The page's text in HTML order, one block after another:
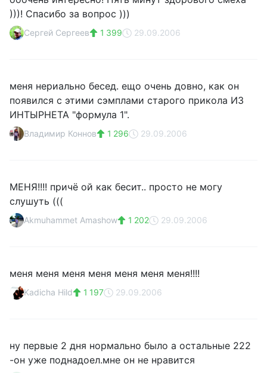
)))! Спасибо за вопрос )))
Сергей Сергеев 1 399 29.09.2006
меня нериально бесед. ещо очень довно, как он
появился с этими сэмплами старого прикола ИЗ
ИНТЫРНЕТА "формула 1".
Владимир Коннов 1 296 29.09.2006
МЕНЯ!!!! причё ой как бесит.. просто не могу
слушуть (((
Akmuhammet Amashow 1 202 29.09.2006
меня меня меня меня меня меня меня!!!!
Kadicha Hild 1 197 29.09.2006
ну первые 2 дня нормально было а остальные 222
-он уже поднадоел.мне он не нравится